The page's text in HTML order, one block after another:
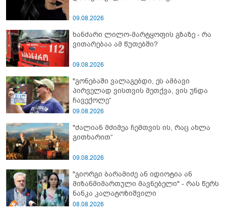
09.08.2026
ხანძარი ლილო-მარტყოფის გზაზე - რა
ვითარებაა ამ წუთებში?
09.08.2026
"გონებაში ვალაგებდი, ეს ამბავი
პირველად ვისთვის მეთქვა, ვის უნდა
ჩავექოლე“
09.08.2026
"ძალიან მძიმეა ჩემთვის ის, რაც ახლა
გითხარით“
09.08.2026
"გიორგი ბარამიძე ან იდიოტია ან
მიზანმიმართული მავნებელი" - რას წერს
ნანკა კალატოზიშვილი
08.08.2026